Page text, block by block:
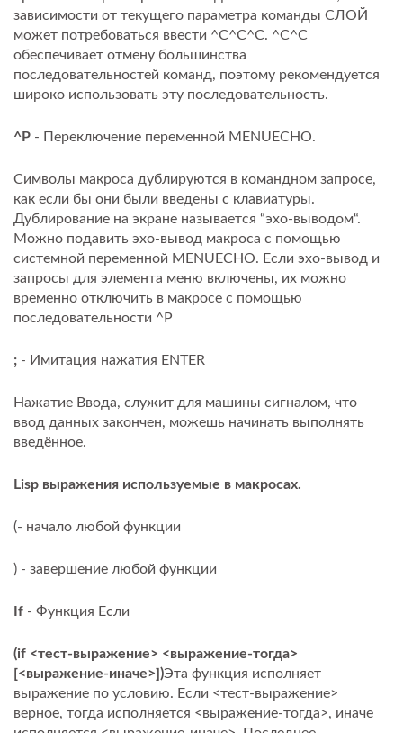
зависимости от текущего параметра команды СЛОЙ
может потребоваться ввести ^C^C^C. ^C^C
обеспечивает отмену большинства
последовательностей команд, поэтому рекомендуется
широко использовать эту последовательность.
^P - Переключение переменной MENUECHO.
Символы макроса дублируются в командном запросе,
как если бы они были введены с клавиатуры.
Дублирование на экране называется “эхо-выводом“.
Можно подавить эхо-вывод макроса с помощью
системной переменной MENUECHO. Если эхо-вывод и
запросы для элемента меню включены, их можно
временно отключить в макросе с помощью
последовательности ^P
; - Имитация нажатия ENTER
Нажатие Ввода, служит для машины сигналом, что
ввод данных закончен, можешь начинать выполнять
введённое.
Lisp выражения используемые в макросах.
(- начало любой функции
) - завершение любой функции
If - Функция Если
(if <тест-выражение> <выражение-тогда>
[<выражение-иначе>])Эта функция исполняет
выражение по условию. Если <тест-выражение>
верное, тогда исполняется <выражение-тогда>, иначе